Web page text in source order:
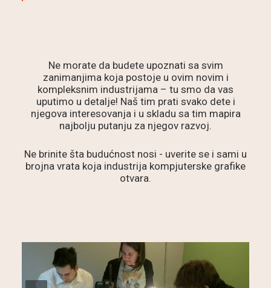
Ne morate da budete upoznati sa svim
zanimanjima koja postoje u ovim novim i
kompleksnim industrijama – tu smo da vas
uputimo u detalje! Naš tim prati svako dete i
njegova interesovanja i u skladu sa tim mapira
najbolju putanju za njegov razvoj.
Ne brinite šta budućnost nosi - uverite se i sami u
brojna vrata koja industrija kompjuterske grafike
otvara.